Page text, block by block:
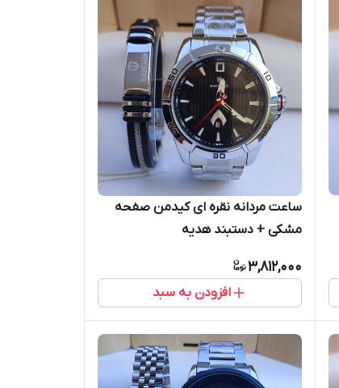
ساعت مردانه نقره ای کیدمن صفحه
مشکی + دستبند هدیه
3,812,000
افزودن به سبد